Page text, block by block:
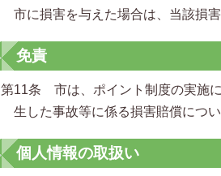
市に損害を与えた場合は、当該損害
免責
第11条 市は、ポイント制度の実施
生した事故等に係る損害賠償につい
個人情報の取扱い